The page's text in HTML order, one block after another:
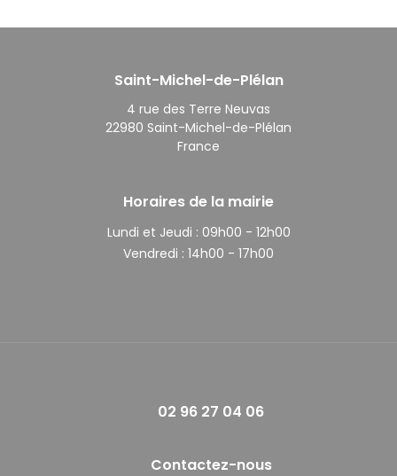
Saint-Michel-de-Plélan
4 rue des Terre Neuvas
22980 Saint-Michel-de-Plélan
France
Horaires de la mairie
Lundi et Jeudi : 09h00 - 12h00
Vendredi : 14h00 - 17h00
02 96 27 04 06
Contactez-nous